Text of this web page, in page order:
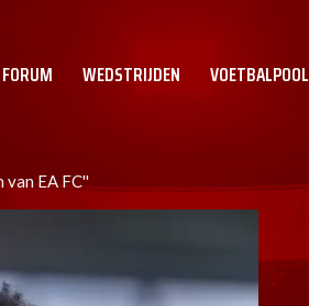
FORUM WEDSTRIJDEN VOETBALPOOL
van EA FC''